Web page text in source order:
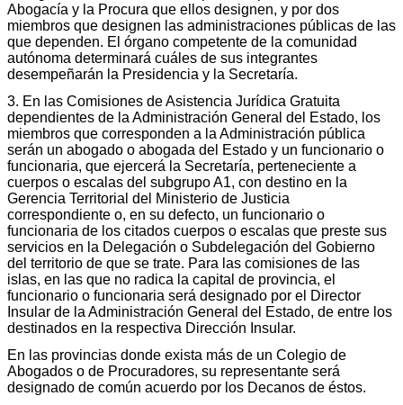
Abogacía y la Procura que ellos designen, y por dos
miembros que designen las administraciones públicas de las
que dependen. El órgano competente de la comunidad
autónoma determinará cuáles de sus integrantes
desempeñarán la Presidencia y la Secretaría.
3. En las Comisiones de Asistencia Jurídica Gratuita
dependientes de la Administración General del Estado, los
miembros que corresponden a la Administración pública
serán un abogado o abogada del Estado y un funcionario o
funcionaria, que ejercerá la Secretaría, perteneciente a
cuerpos o escalas del subgrupo A1, con destino en la
Gerencia Territorial del Ministerio de Justicia
correspondiente o, en su defecto, un funcionario o
funcionaria de los citados cuerpos o escalas que preste sus
servicios en la Delegación o Subdelegación del Gobierno
del territorio de que se trate. Para las comisiones de las
islas, en las que no radica la capital de provincia, el
funcionario o funcionaria será designado por el Director
Insular de la Administración General del Estado, de entre los
destinados en la respectiva Dirección Insular.
En las provincias donde exista más de un Colegio de
Abogados o de Procuradores, su representante será
designado de común acuerdo por los Decanos de éstos.